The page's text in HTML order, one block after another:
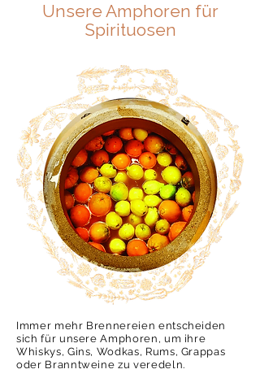
Unsere Amphoren für
Spirituosen
Immer mehr Brennereien entscheiden
sich für unsere Amphoren, um ihre
Whiskys, Gins, Wodkas, Rums, Grappas
oder Branntweine zu veredeln.